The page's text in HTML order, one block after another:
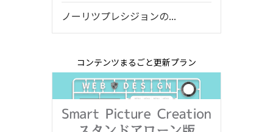
ノーリツプレシジョンの...
コンテンツまるごと更新プラン